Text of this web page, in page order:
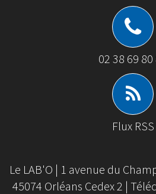
02 38 69 80
Flux RSS
Le LAB'O | 1 avenue du
45074 Orléans Cedex 2 |